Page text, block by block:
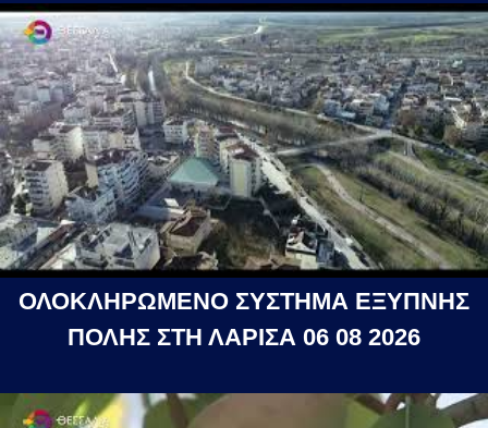
ΟΛΟΚΛΗΡΩΜΕΝΟ ΣΥΣΤΗΜΑ ΕΞΥΠΝΗΣ
ΠΟΛΗΣ ΣΤΗ ΛΑΡΙΣΑ 06 08 2026